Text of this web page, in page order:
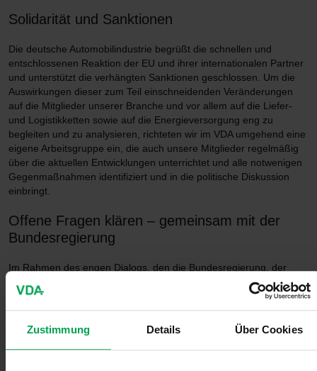
Zustimmung Details Über Cookies
Solidarität und Sanktionen
Die deutsche Automobilindustrie begrüßt die schnellen und
entschlossenen Reaktion der EU und ihrer internationalen Partner
und unterstützt die verhängten Sanktionen geschlossen. Um die
Auswirkungen dieser zum Teil einschneidenden Veränderungen
auf die Mitglieder unserer Branche und vor allem auf die Liefer-
und Logistikketten sowie auf die Energieversorgung eng zu
begleiten und zu analysieren, richteten wir im VDA umgehend eine
eigene Arbeitsgruppe ein, die auch unsere Mitglieder regelmäßig
über die aktuellen Entwicklungen unterrichtet und alle notwenigen
Gegenmaßnahmen identifiziert und in die politische Diskussion
einbringt.
Offene Fragen klären – gemeinsam mit der
Bundesregierung
Im Rahmen des engen Dialogs, den die Bundesregierung, der
Deutsche Bundestag und zahlreiche Bundesbehörden wie die
Bundesnetzagentur seit Beginn des Krieges und insbesondere
auch flankierend zu den einzelnen Sanktionspaketen mit der
Industrie und den führenden Wirtschaftsverbänden geführt haben,
konnten wir im VDA die offenen Fragen der Automobilindustrie in
die Beratungen einbringen.